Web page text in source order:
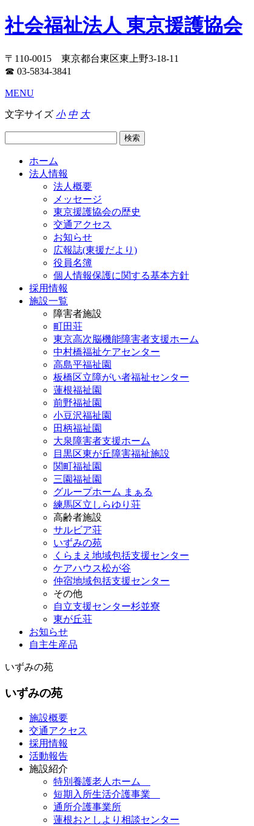
社会福祉法人 東京援護協会
〒110-0015 東京都台東区東上野3-18-11
☎ 03-5834-3841
MENU
文字サイズ 小 中 大
ホーム
法人情報
法人概要
メッセージ
東京援護協会の歴史
交通アクセス
お知らせ
広報誌(東援だより)
役員名簿
個人情報保護に関する基本方針
採用情報
施設一覧
障害者施設
町田荘
東京高次脳機能障害者支援ホーム
中村橋福祉ケアセンター
高島平福祉園
板橋区立障がい者福祉センター
蓮根福祉園
前野福祉園
小豆沢福祉園
田柄福祉園
大泉障害者支援ホーム
目黒区東が丘障害福祉施設
関町福祉園
三園福祉園
グループホーム まぁる
練馬区立しらゆり荘
高齢者施設
サルビア荘
いずみの苑
くらまえ地域包括支援センター
ケアハウス松が谷
仲宿地域包括支援センター
その他
自立支援センター杉並寮
東が丘荘
お知らせ
自主生産品
いずみの苑
いずみの苑
施設概要
交通アクセス
採用情報
活動報告
施設紹介
特別養護老人ホーム
短期入所生活介護事業
通所介護事業所
蓮根おとしより相談センター